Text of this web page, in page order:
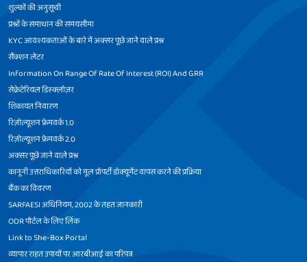
शुल्कों की अनुसूची
प्रश्नों के समाधान की समयसीमा
KYC आवश्यकताओं के बारे में अक्सर पूछे जाने वाले प्रश्न
सैंक्शन लेटर
Information On Range Of Rate Of Interest (ROI) And GRR
सेक्रेटेरियल डिस्क्लोज़र
शिकायत निवारण
रिज़ोल्यूशन फ्रेमवर्क 1.0
रिज़ोल्यूशन फ्रेमवर्क 2.0
अक्सर पूछे जाने वाले प्रश्न
कानूनी उत्तराधिकारियों को मूल प्रॉपर्टी डॉक्यूमेंट वापस करने की प्रक्रिया
बैंक का विवरण
SARFAESI अधिनियम, 2002 के तहत जानकारी
ODR पोर्टल के लिए लिंक
Link to She-Box Portal
व्यापार राहत उपायों पर आरबीआई का परिपत्र